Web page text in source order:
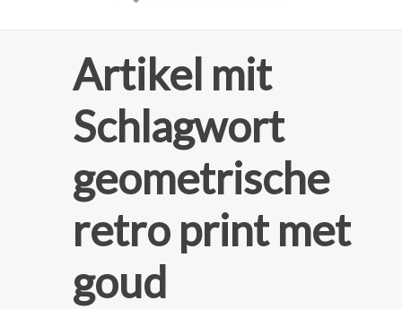
Artikel mit
Schlagwort
geometrische
retro print met
goud